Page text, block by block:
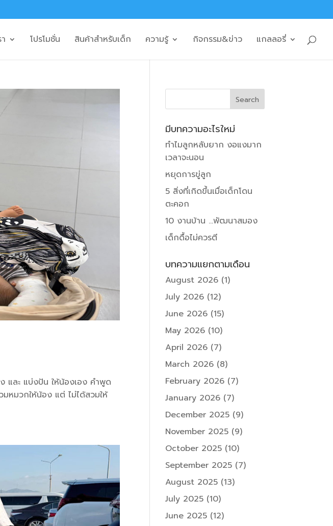
โปรโมชั่น สินค้าสำหรับเด็ก ความรู้ กิจกรรม&ข่าว แกลลอรี่
และ แบ่งปัน ให้น้องเอง คำพูด
มวกให้น้อง แต่ ไม่ได้สวมให้
มีบทความอะไรใหม่
ทำไมลูกหลับยาก งอแงมาก
เวลาจะนอน
หยุดการขู่ลูก
5 สิ่งที่เกิดขึ้นเมื่อเด็กโดน
ตะคอก
10 งานบ้าน …พัฒนาสมอง
เด็กดื้อไม่ควรตี
บทความแยกตามเดือน
August 2026 (1)
July 2026 (12)
June 2026 (15)
May 2026 (10)
April 2026 (7)
March 2026 (8)
February 2026 (7)
January 2026 (7)
December 2025 (9)
November 2025 (9)
October 2025 (10)
September 2025 (7)
August 2025 (13)
July 2025 (10)
June 2025 (12)